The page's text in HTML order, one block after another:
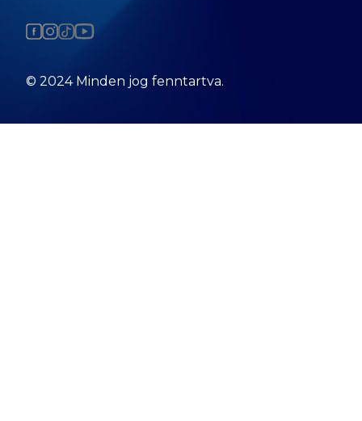
© 2024 Minden jog fenntartva.